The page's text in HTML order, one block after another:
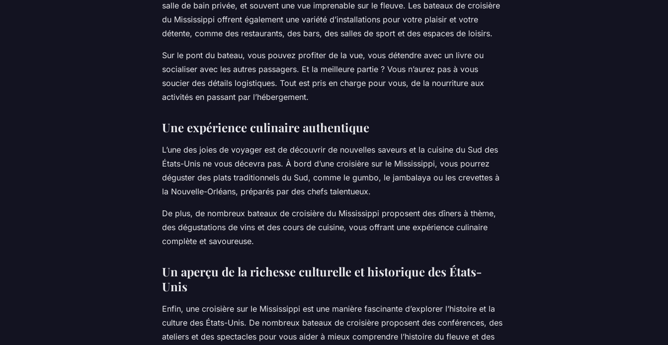
salle de bain privée, et souvent une vue imprenable sur le fleuve. Les bateaux de croisière
du Mississippi offrent également une variété d’installations pour votre plaisir et votre
détente, comme des restaurants, des bars, des salles de sport et des espaces de loisirs.
Sur le pont du bateau, vous pouvez profiter de la vue, vous détendre avec un livre ou
socialiser avec les autres passagers. Et la meilleure partie ? Vous n’aurez pas à vous
soucier des détails logistiques. Tout est pris en charge pour vous, de la nourriture aux
activités en passant par l’hébergement.
Une expérience culinaire authentique
L’une des joies de voyager est de découvrir de nouvelles saveurs et la cuisine du Sud des
États-Unis ne vous décevra pas. À bord d’une croisière sur le Mississippi, vous pourrez
déguster des plats traditionnels du Sud, comme le gumbo, le jambalaya ou les crevettes à
la Nouvelle-Orléans, préparés par des chefs talentueux.
De plus, de nombreux bateaux de croisière du Mississippi proposent des dîners à thème,
des dégustations de vins et des cours de cuisine, vous offrant une expérience culinaire
complète et savoureuse.
Un aperçu de la richesse culturelle et historique des États-
Unis
Enfin, une croisière sur le Mississippi est une manière fascinante d’explorer l’histoire et la
culture des États-Unis. De nombreux bateaux de croisière proposent des conférences, des
ateliers et des spectacles pour vous aider à mieux comprendre l’histoire du fleuve et des